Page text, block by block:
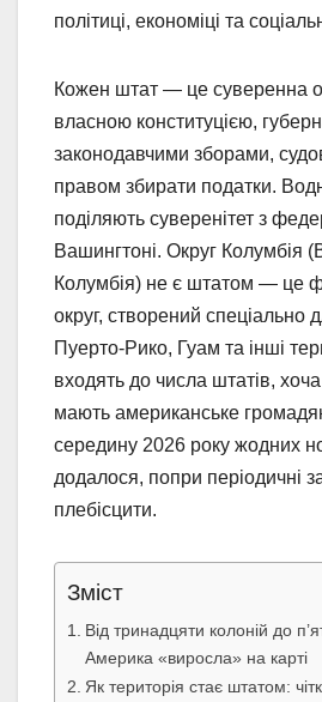
політиці, економіці та
Кожен штат — це суверенна
власною конституцією,
законодавчими зборами,
правом збирати податки.
поділяють суверенітет з
Вашингтоні. Округ Колумбія
Колумбія) не є штатом — це
округ, створений спеціально
Пуерто-Рико, Гуам та інші
входять до числа штатів, хоча
мають американське
середину 2026 року жодних
додалося, попри періодичні
плебісцити.
Зміст
Від тринадцяти колоній до
Америка «виросла» на карті
Як територія стає штатом: